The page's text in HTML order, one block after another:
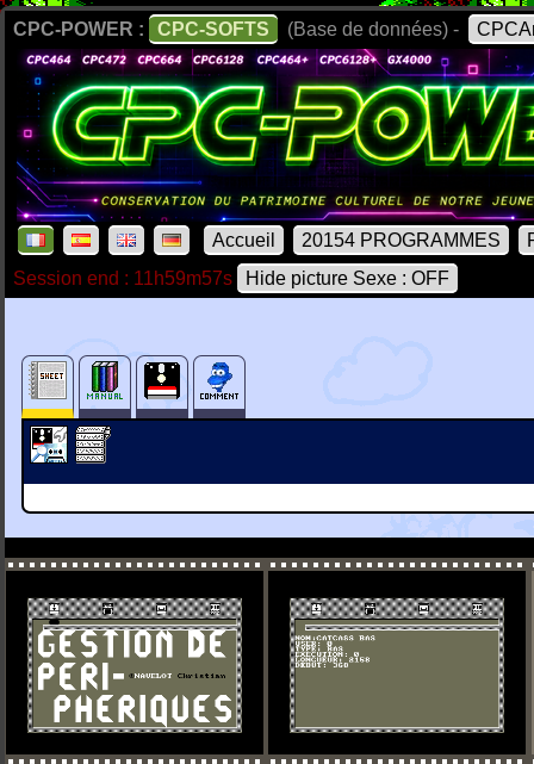
CPC-POWER : CPC-SOFTS (Base de données) -
Accueil 20154 PROGRAMMES
Session end : 11h59m57s
Hide picture Sexe : OFF